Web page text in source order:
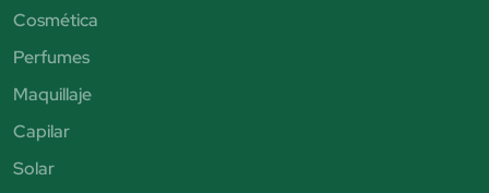
Cosmética
Perfumes
Maquillaje
Capilar
Solar